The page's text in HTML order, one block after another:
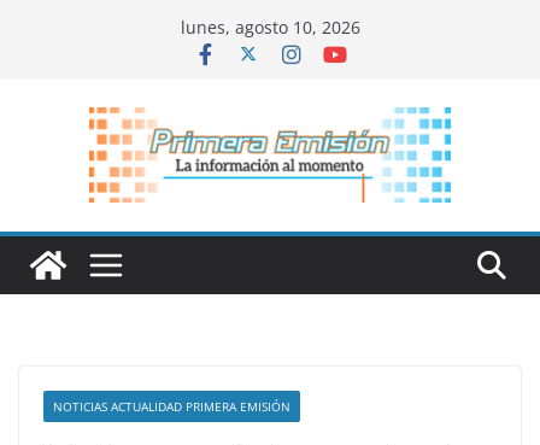
lunes, agosto 10, 2026
NOTICIAS ACTUALIDAD PRIMERA EMISIÓN